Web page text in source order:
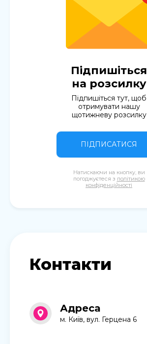
Підпишіться
на розсилку
Підпишіться тут, щоб
отримувати нашу
щотижневу розсилку
ПІДПИСАТИСЯ
Натискаючи на кнопку, ви
погоджуєтеся з політикою
конфіденційності
Контакти
Адреса
м. Київ, вул. Герцена 6